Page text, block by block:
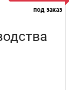
под заказ